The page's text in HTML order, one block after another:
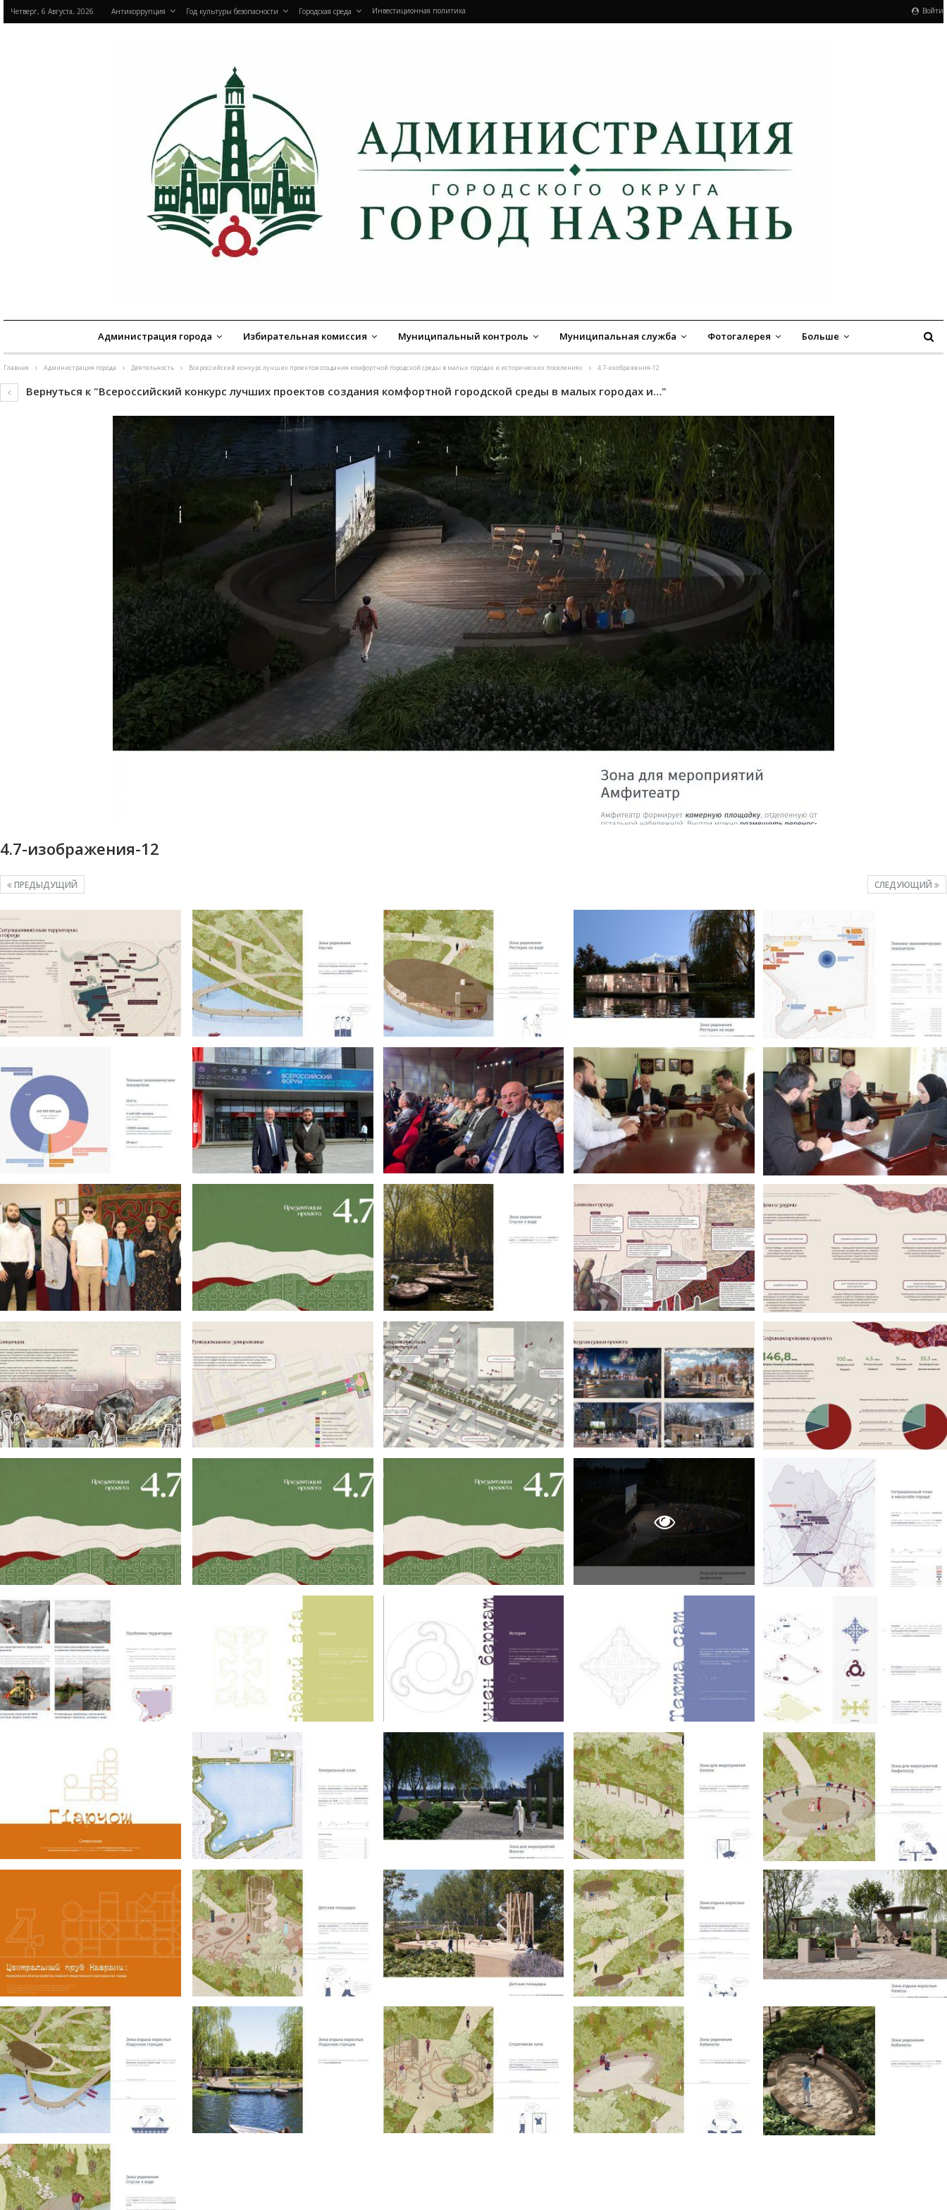
Войти
Четверг, 6 Августа, 2026 Антикоррупция Год культуры безопасности Городская среда Инвестиционная политика
Администрация города Избирательная комиссия Муниципальный контроль Муниципальная служба Фотогалерея Больше
Главная Администрация города Деятельность Всероссийский конкурс лучших проектов создания комфортной городской среды в малых городах и исторических поселениях 4.7-изображения-12
Вернуться к "Всероссийский конкурс лучших проектов создания комфортной городской среды в малых городах и…"
4.7-изображения-12
СЛЕДУЮЩИЙ
ПРЕДЫДУЩИЙ